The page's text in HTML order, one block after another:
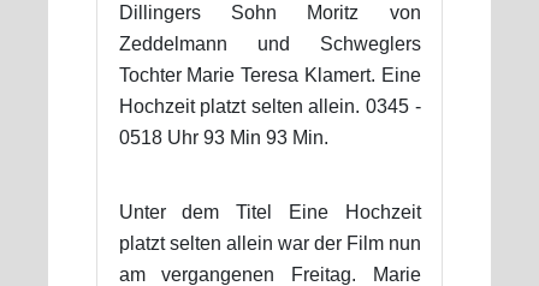
Dillingers Sohn Moritz von
Zeddelmann und Schweglers
Tochter Marie Teresa Klamert. Eine
Hochzeit platzt selten allein. 0345 -
0518 Uhr 93 Min 93 Min.
Unter dem Titel Eine Hochzeit
platzt selten allein war der Film nun
am vergangenen Freitag. Marie